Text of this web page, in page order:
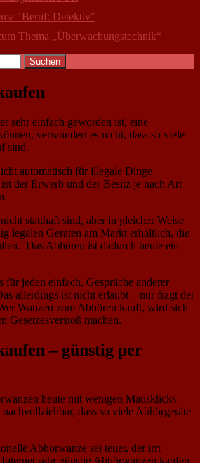
"Beruf: Detektiv"
Thema „Überwachungstechnik“
sehr einfach geworden ist, eine
verwundert es nicht, dass so viele
sind.
automatisch für illegale Dinge
der Erwerb und der Besitz je nach Art
statthaft sind, aber in gleicher Weise
legalen Geräten am Markt erhältlich, die
Das Abhören ist dadurch heute ein
für jeden einfach, Gespräche anderer
allerdings ist nicht erlaubt – nur fragt der
Wanzen zum Abhören kauft, wird sich
Gesetzesverstoß machen.
– günstig per
heute mit wenigen Mausklicks
dass so viele Abhörgeräte
Abhörwanze sei teuer, der irrt
sehr günstig Abhörwanzen kaufen